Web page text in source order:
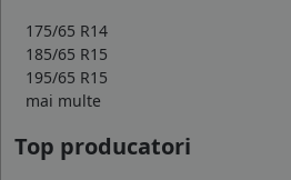
175/65 R14
185/65 R15
195/65 R15
mai multe
Top producatori